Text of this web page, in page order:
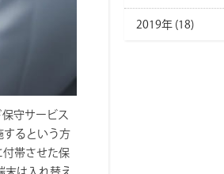
守サービス
するという方
付帯させた保
は入れ替え
2019年 (18)